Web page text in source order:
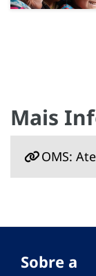
Mais
OMS:
Sobre a